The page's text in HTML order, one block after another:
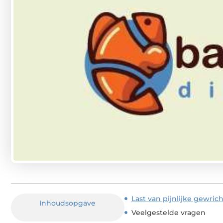
Inhoudsopgave
Last van pijnlijke
Veelgestelde vragen